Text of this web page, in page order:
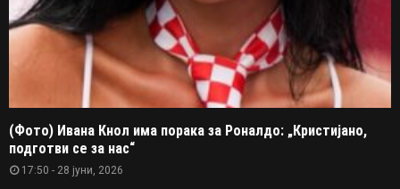
(Фото) Ивана Кнол има порака за Роналдо: „Кристијано,
подготви се за нас“
17:50 - 28 јуни, 2026